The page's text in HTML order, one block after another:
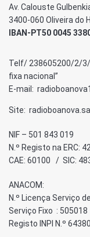
Av. Calouste
3400-060 Oliveira do
IBAN-PT50 0045
Telf/ 238605200/2/
fixa nacional”
E-mail:
Site:
NIF – 501 843 019
N.º Registo na ERC:
CAE: 60100 / SIC:
ANACOM:
N.º Licença Serviço
Serviço Fixo : 505018
Registo INPI N.º